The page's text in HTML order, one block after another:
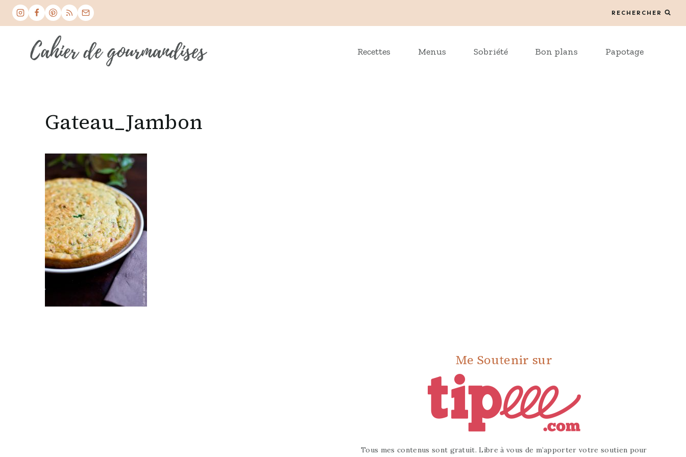
Skip
RECHERCHER
Recettes Menus Sobriété Bon plans Papotage
Gateau_Jambon
Me Soutenir sur
Tous mes contenus sont gratuit. Libre à vous de m’apporter votre soutien pour